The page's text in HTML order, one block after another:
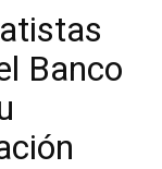
Banco